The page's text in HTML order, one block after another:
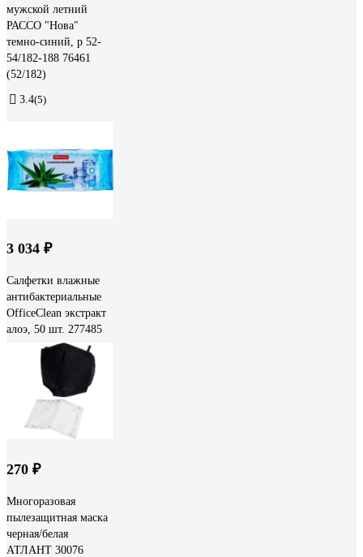
мужской летний
РАССО "Нова"
темно-синий, р 52-
54/182-188 76461
(52/182)
3.4(5)
3 034 ₽
Салфетки влажные
антибактериальные
OfficeClean экстракт
алоэ, 50 шт. 277485
270 ₽
Многоразовая
пылезащитная маска
черная/белая
АТЛАНТ 30076